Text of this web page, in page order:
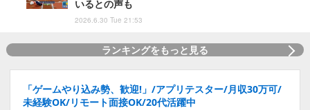
いるとの声も
2026.6.30 Tue 21:53
ランキングをもっと見る
「ゲームやり込み勢、歓迎!」/アプリテスター/月収30万可/
未経験OK/リモート面接OK/20代活躍中